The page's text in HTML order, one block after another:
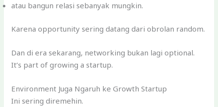
atau bangun relasi sebanyak mungkin.
Karena opportunity sering datang dari obrolan random.
Dan di era sekarang, networking bukan lagi optional.
It’s part of growing a startup.
Environment Juga Ngaruh ke Growth Startup
Ini sering diremehin.